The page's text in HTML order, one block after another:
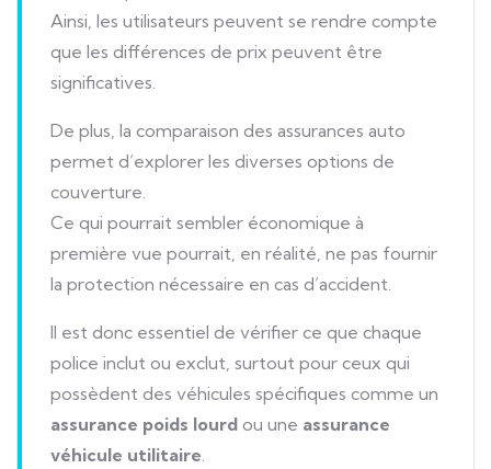
Ainsi, les utilisateurs peuvent se rendre compte
que les différences de prix peuvent être
significatives.
De plus, la comparaison des assurances auto
permet d’explorer les diverses options de
couverture.
Ce qui pourrait sembler économique à
première vue pourrait, en réalité, ne pas fournir
la protection nécessaire en cas d’accident.
Il est donc essentiel de vérifier ce que chaque
police inclut ou exclut, surtout pour ceux qui
possèdent des véhicules spécifiques comme un
assurance poids lourd ou une assurance
véhicule utilitaire